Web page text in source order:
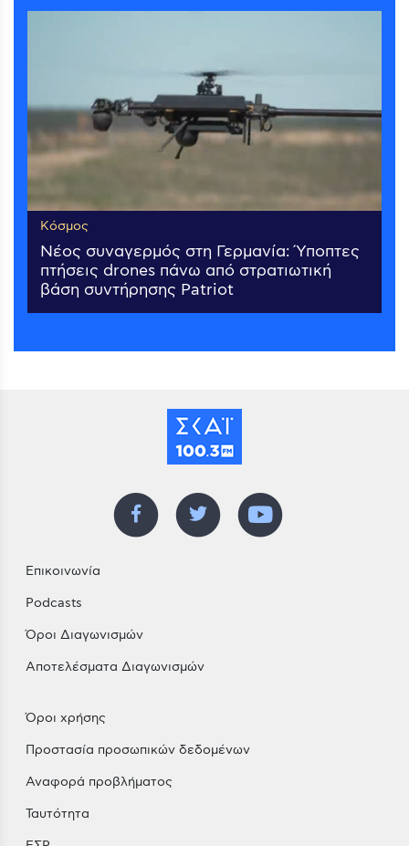
Κόσμος
Νέος συναγερμός στη Γερμανία: Ύποπτες
πτήσεις drones πάνω από στρατιωτική
βάση συντήρησης Patriot
Επικοινωνία
Podcasts
Όροι Διαγωνισμών
Αποτελέσματα Διαγωνισμών
Όροι χρήσης
Προστασία προσωπικών δεδομένων
Αναφορά προβλήματος
Ταυτότητα